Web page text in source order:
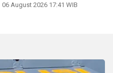
06 August 2026 17:41 WIB